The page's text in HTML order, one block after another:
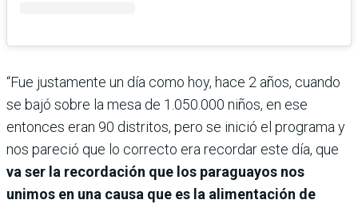
“Fue justamente un día como hoy, hace 2 años, cuando
se bajó sobre la mesa de 1.050.000 niños, en ese
entonces eran 90 distritos, pero se inició el programa y
nos pareció que lo correcto era recordar este día, que
va ser la recordación que los paraguayos nos
unimos en una causa que es la alimentación de